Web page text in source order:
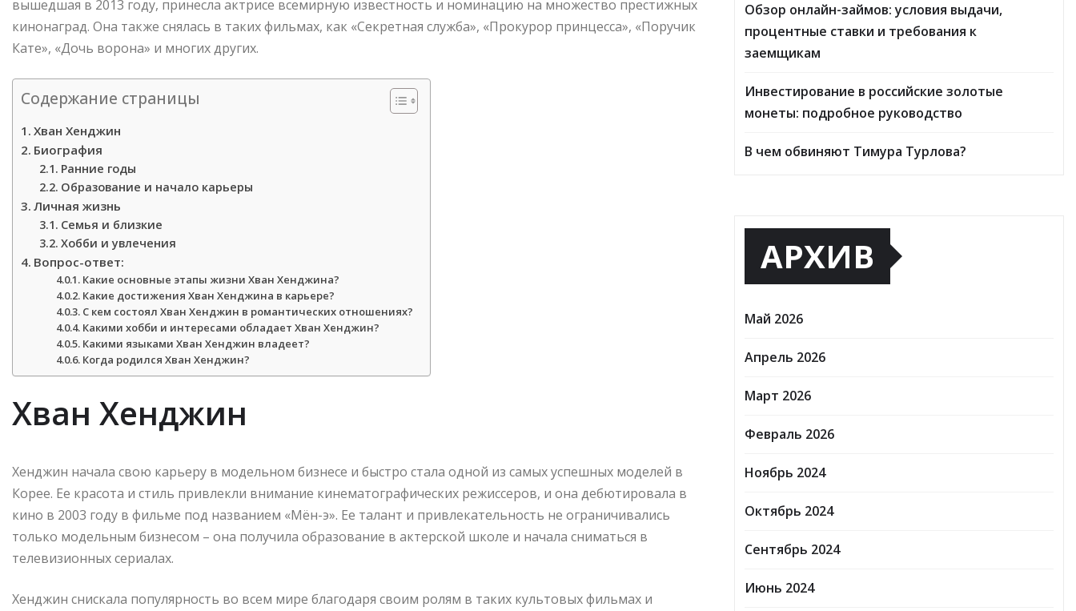
вышедшая в 2013 году, принесла актрисе всемирную известность и номинацию на множество престижных
кинонаград. Она также снялась в таких фильмах, как «Секретная служба», «Прокурор принцесса», «Поручик
Кате», «Дочь ворона» и многих других.
Содержание страницы
Хван Хенджин
Биография
Ранние годы
Образование и начало карьеры
Личная жизнь
Семья и близкие
Хобби и увлечения
Вопрос-ответ:
Какие основные этапы жизни Хван Хенджина?
Какие достижения Хван Хенджина в карьере?
С кем состоял Хван Хенджин в романтических отношениях?
Какими хобби и интересами обладает Хван Хенджин?
Какими языками Хван Хенджин владеет?
Когда родился Хван Хенджин?
Хван Хенджин
Хенджин начала свою карьеру в модельном бизнесе и быстро стала одной из самых успешных моделей в
Корее. Ее красота и стиль привлекли внимание кинематографических режиссеров, и она дебютировала в
кино в 2003 году в фильме под названием «Мён-э». Ее талант и привлекательность не ограничивались
только модельным бизнесом – она получила образование в актерской школе и начала сниматься в
телевизионных сериалах.
Хенджин снискала популярность во всем мире благодаря своим ролям в таких культовых фильмах и
Обзор онлайн-займов: условия выдачи,
процентные ставки и требования к
заемщикам
Инвестирование в российские золотые
монеты: подробное руководство
В чем обвиняют Тимура Турлова?
АРХИВ
Май 2026
Апрель 2026
Март 2026
Февраль 2026
Ноябрь 2024
Октябрь 2024
Сентябрь 2024
Июнь 2024